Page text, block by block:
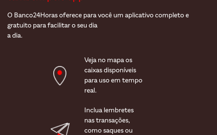
O Banco24Horas oferece para você um aplicativo completo e
gratuito para facilitar o seu dia
a dia.
Veja no mapa os
caixas disponíveis
para uso em tempo
real.
Inclua lembretes
nas transações,
como saques ou